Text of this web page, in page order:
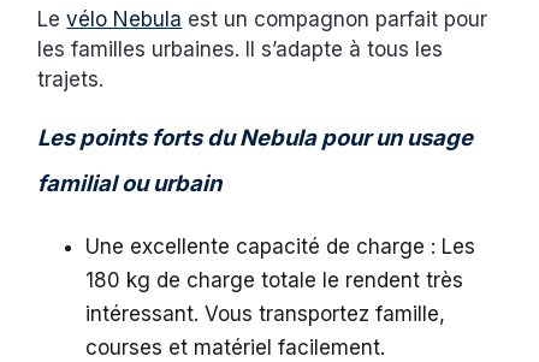
Levélo Nebula est un compagnon parfait pour
les familles urbaines. Il s’adapte à tous les
trajets.
Les points forts du Nebula pour un usage
familial ou urbain
Une excellente capacité de charge : Les
180 kg de charge totale le rendent très
intéressant. Vous transportez famille,
courses et matériel facilement.